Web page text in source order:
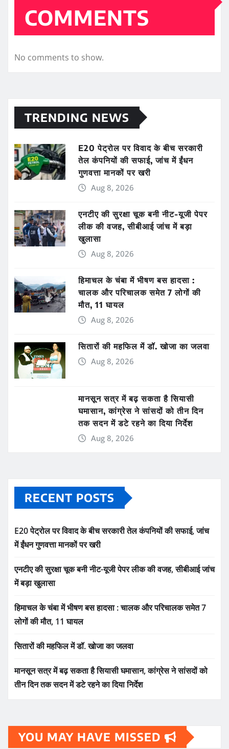
COMMENTS
No comments to show.
TRENDING NEWS
E20 पेट्रोल पर विवाद के बीच सरकारी
तेल कंपनियों की सफाई, जांच में ईंधन
गुणवत्ता मानकों पर खरी
Aug 8, 2026
एनटीए की सुरक्षा चूक बनी नीट-यूजी पेपर
लीक की वजह, सीबीआई जांच में बड़ा
खुलासा
Aug 8, 2026
हिमाचल के चंबा में भीषण बस हादसा :
चालक और परिचालक समेत 7 लोगों की
मौत, 11 घायल
Aug 8, 2026
सितारों की महफिल में डॉ. खोजा का जलवा
Aug 8, 2026
मानसून सत्र में बढ़ सकता है सियासी
घमासान, कांग्रेस ने सांसदों को तीन दिन
तक सदन में डटे रहने का दिया निर्देश
Aug 8, 2026
RECENT POSTS
E20 पेट्रोल पर विवाद के बीच सरकारी तेल कंपनियों की सफाई, जांच
में ईंधन गुणवत्ता मानकों पर खरी
एनटीए की सुरक्षा चूक बनी नीट-यूजी पेपर लीक की वजह, सीबीआई जांच
में बड़ा खुलासा
हिमाचल के चंबा में भीषण बस हादसा : चालक और परिचालक समेत 7
लोगों की मौत, 11 घायल
सितारों की महफिल में डॉ. खोजा का जलवा
मानसून सत्र में बढ़ सकता है सियासी घमासान, कांग्रेस ने सांसदों को
तीन दिन तक सदन में डटे रहने का दिया निर्देश
YOU MAY HAVE MISSED